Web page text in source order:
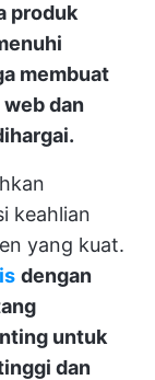
produk
membuat
dan
keahlian
yang kuat.
dengan
untuk
dan